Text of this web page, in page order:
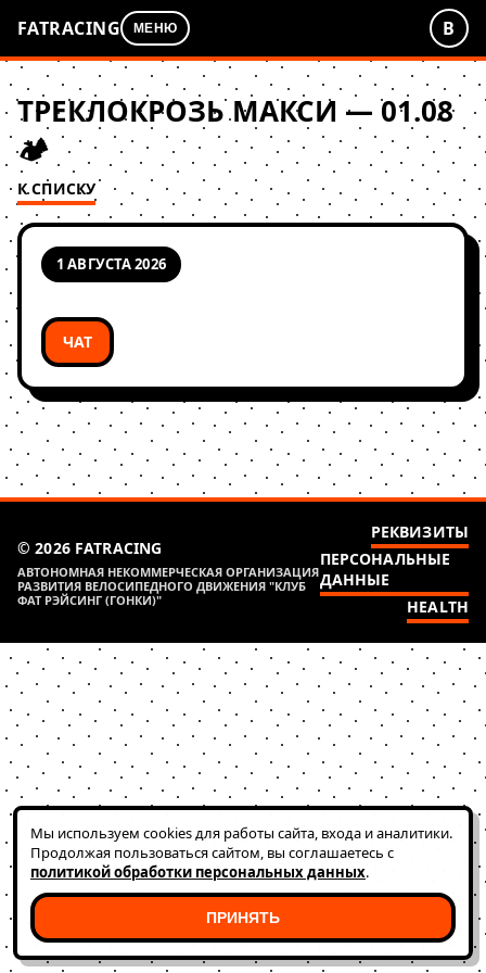
FATRACING МЕНЮ В
ТРЕКЛОКРОЗЬ МАКСИ — 01.08
🏕
К СПИСКУ
1 АВГУСТА 2026
ЧАТ
© 2026 FATRACING
АВТОНОМНАЯ НЕКОММЕРЧЕСКАЯ ОРГАНИЗАЦИЯ
РАЗВИТИЯ ВЕЛОСИПЕДНОГО ДВИЖЕНИЯ "КЛУБ
ФАТ РЭЙСИНГ (ГОНКИ)"
РЕКВИЗИТЫ
ПЕРСОНАЛЬНЫЕ
ДАННЫЕ
HEALTH
Мы используем cookies для работы сайта, входа и аналитики.
Продолжая пользоваться сайтом, вы соглашаетесь с
политикой обработки персональных данных.
ПРИНЯТЬ